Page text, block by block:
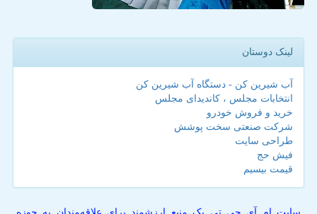
لینک دوستان
آب شیرین کن - دستگاه آب شیرین کن
انتخابات مجلس ، کاندیدای مجلس
خرید و فروش خودرو
شرکت صنعتی سخت پوشش
طراحی سایت
فیش حج
قیمت بیسیم